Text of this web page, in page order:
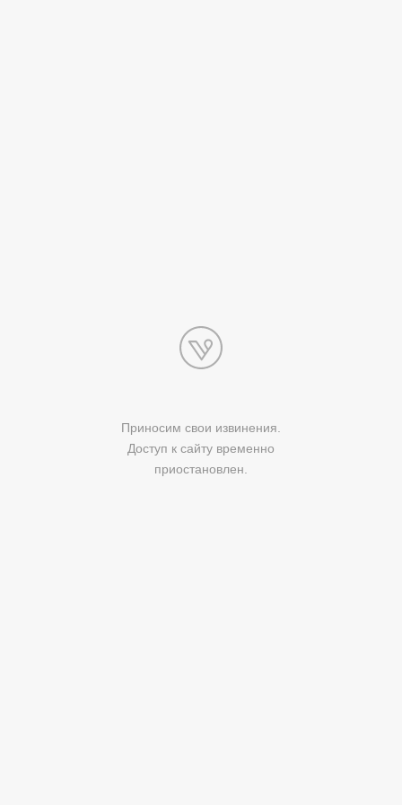
Приносим свои извинения.
Доступ к сайту временно
приостановлен.